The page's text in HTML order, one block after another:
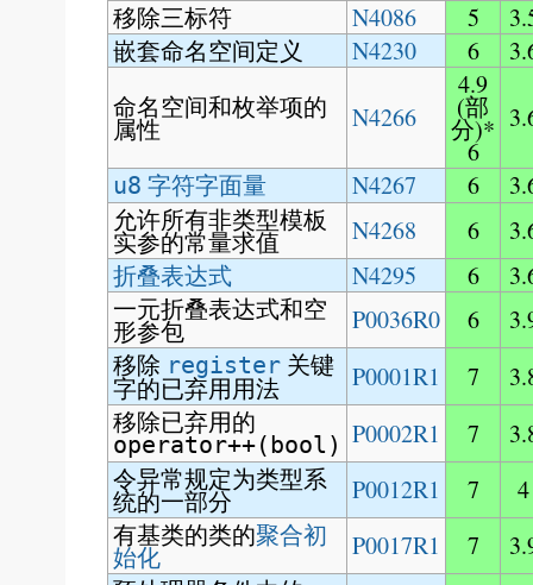
移除三标符
N4086 5
嵌套命名空间定义
N4230 6
命名空间和枚举项的
属性 N4266
4.9
(部
分)*
6
u8 字符字面量 N4267 6
允许所有非类型模板
实参的常量求值 N4268 6
折叠表达式
N4295 6
一元折叠表达式和空
形参包 P0036R0 6
移除 register 关键
字的已弃用用法 P0001R1 7
移除已弃用的
operator++(bool) P0002R1 7
令异常规定为类型系
统的一部分 P0012R1 7
4
有基类的类的聚合初
始化 P0017R1 7